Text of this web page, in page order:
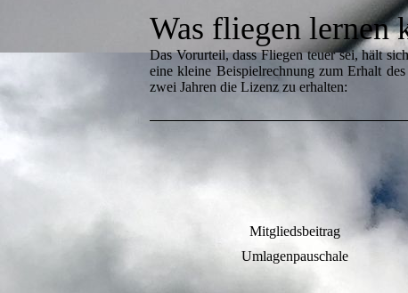
Was fliegen lernen
Das Vorurteil, dass Fliegen teuer sei, hält
eine kleine Beispielrechnung zum Erhalt
zwei Jahren die Lizenz zu erhalten:
Mitgliedsbeitrag
Umlagenpauschale